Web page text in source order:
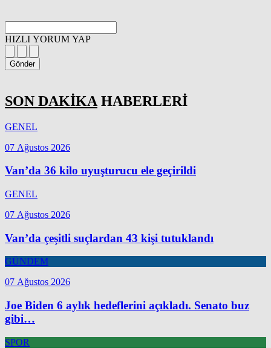
HIZLI YORUM YAP
Gönder
SON DAKİKA HABERLERİ
GENEL
07 Ağustos 2026
Van’da 36 kilo uyuşturucu ele geçirildi
GENEL
07 Ağustos 2026
Van’da çeşitli suçlardan 43 kişi tutuklandı
GÜNDEM
07 Ağustos 2026
Joe Biden 6 aylık hedeflerini açıkladı. Senato buz
gibi…
SPOR